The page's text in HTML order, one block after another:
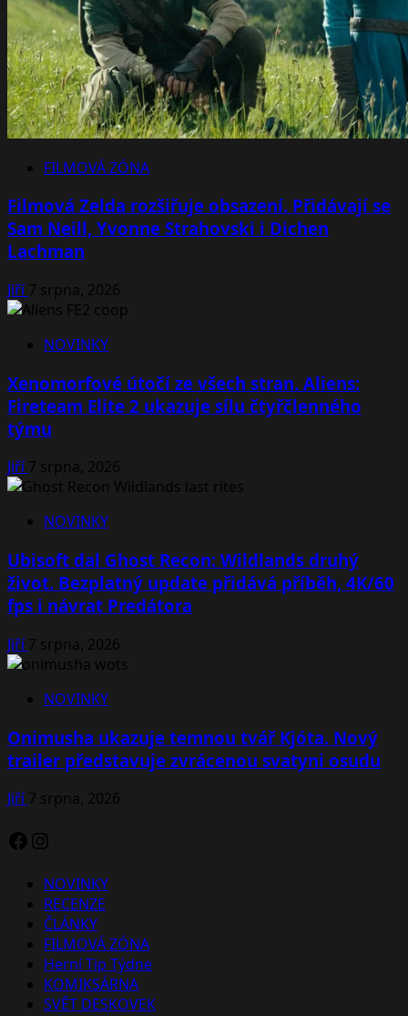
FILMOVÁ ZÓNA
Filmová Zelda rozšiřuje obsazení. Přidávají se
Sam Neill, Yvonne Strahovski i Dichen
Lachman
Jiří7 srpna, 2026
NOVINKY
Xenomorfové útočí ze všech stran. Aliens:
Fireteam Elite 2 ukazuje sílu čtyřčlenného
týmu
Jiří7 srpna, 2026
NOVINKY
Ubisoft dal Ghost Recon: Wildlands druhý
život. Bezplatný update přidává příběh, 4K/60
fps i návrat Predátora
Jiří7 srpna, 2026
NOVINKY
Onimusha ukazuje temnou tvář Kjóta. Nový
trailer představuje zvrácenou svatyni osudu
Jiří7 srpna, 2026
Facebook
Instagram
NOVINKY
RECENZE
ČLÁNKY
FILMOVÁ ZÓNA
Herní Tip Týdne
KOMIKSÁRNA
SVĚT DESKOVEK